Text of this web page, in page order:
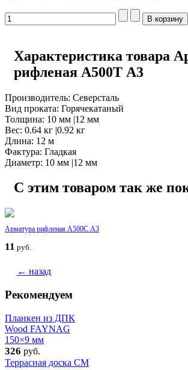
Характеристика товара
рифленая А500Т А3
Производитель: Северсталь
Вид проката: Горячекатаный
Толщина: 10 мм |12 мм
Вес: 0.64 кг |0.92 кг
Длина: 12 м
Фактура: Гладкая
Диаметр: 10 мм |12 мм
С этим товаром так же
Арматура рифленая А500С А3
11 руб.
← назад
Рекомендуем
Планкен из ДПК
Wood FAYNAG
150×9 мм
326 руб.
Террасная доска CM